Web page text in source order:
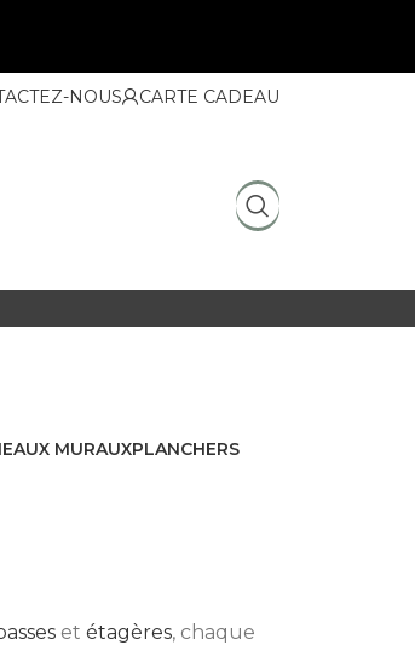
NOUS CARTE CADEAU
MURAUXPLANCHERS
et étagères, chaque